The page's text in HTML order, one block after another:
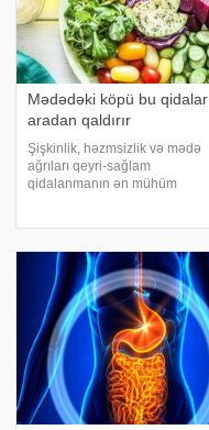
Mədədəki köpü bu qidalar
aradan qaldırır
Şişkinlik, həzmsizlik və mədə
ağrıları qeyri-sağlam
qidalanmanın ən mühüm
edilməsi lazım olduğunu
bildirirlər. Bu qidalar şişkinliy